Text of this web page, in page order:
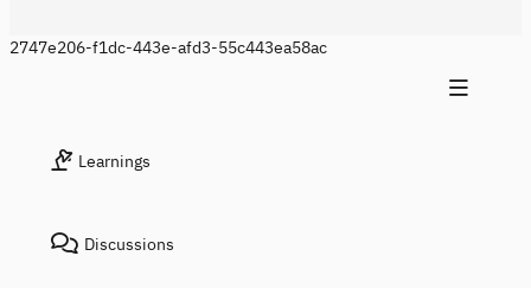
2747e206-f1dc-443e-afd3-55c443ea58ac
Learnings
Discussions